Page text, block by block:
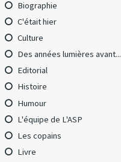
Biographie
C'était hier
Culture
Des années lumières avant...
Editorial
Histoire
Humour
L'équipe de L'ASP
Les copains
Livre